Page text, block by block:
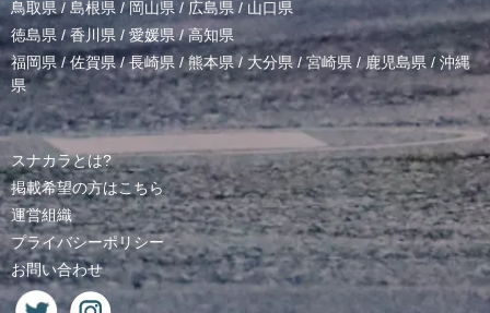
鳥取県/ 島根県 /岡山県/ 広島県 / 山口県
徳島県 /香川県 / 愛媛県/高知県
福岡県/佐賀県/長崎県 /熊本県/ 大分県/宮崎県 /鹿児島県 / 沖縄
県
スナカラとは?
掲載希望の方はこちら
運営組織
プライバシーポリシー
お問い合わせ